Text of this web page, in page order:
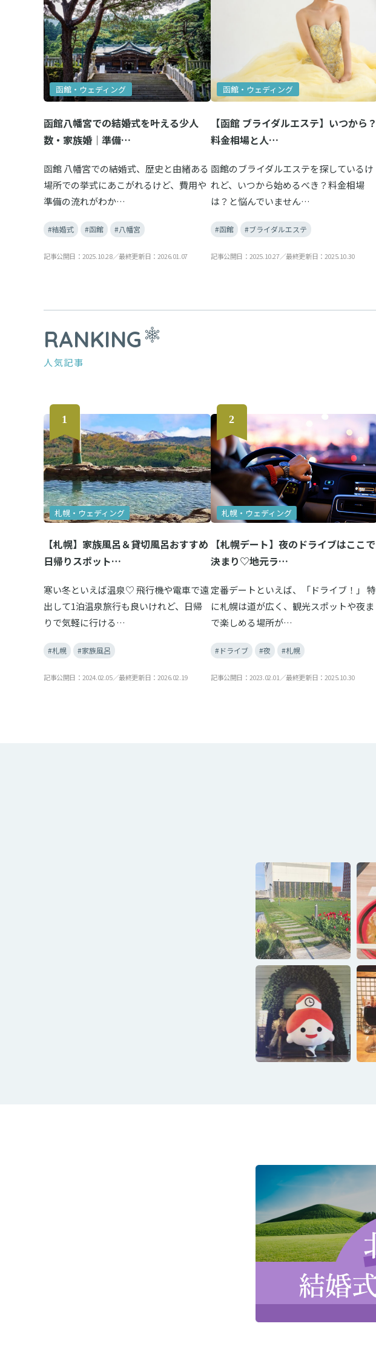
函館・ウェディング
函館八幡宮での結婚式を叶える少人
数・家族婚｜準備…
函館 八幡宮での結婚式、歴史と由緒ある
場所での挙式にあこがれるけど、費用や
準備の流れがわか…
#結婚式 #函館 #八幡宮
記事公開日：2025.10.28／最終更新日：2026.01.07
函館・ウェディング
【函館 ブライダルエステ】いつから？
料金相場と人…
函館のブライダルエステを探しているけ
れど、いつから始めるべき？料金相場
は？と悩んでいません…
#函館 #ブライダルエステ
記事公開日：2025.10.27／最終更新日：2025.10.30
RANKING
人気記事
札幌・ウェディング
【札幌】家族風呂＆貸切風呂おすすめ
日帰りスポット…
寒い冬といえば温泉♡ 飛行機や電車で遠
出して1泊温泉旅行も良いけれど、日帰
りで気軽に行ける…
#札幌 #家族風呂
記事公開日：2024.02.05／最終更新日：2026.02.19
札幌・ウェディング
【札幌デート】夜のドライブはここで
決まり♡地元ラ…
定番デートといえば、「ドライブ！」 特
に札幌は道が広く、観光スポットや夜ま
で楽しめる場所が…
#ドライブ #夜 #札幌
記事公開日：2023.02.01／最終更新日：2025.10.30